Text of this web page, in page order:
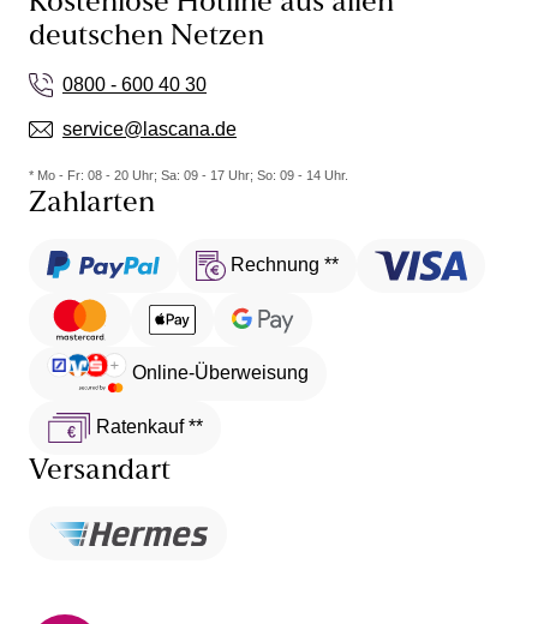
deutschen Netzen
0800 - 600 40 30
service@lascana.de
* Mo - Fr: 08 - 20 Uhr; Sa: 09 - 17 Uhr; So: 09 - 14 Uhr.
Zahlarten
Rechnung **
Online-Überweisung
Ratenkauf **
Versandart